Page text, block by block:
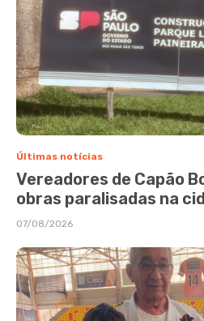
Últimas notícias
Vereadores de Capão
obras paralisadas na
07/08/2026